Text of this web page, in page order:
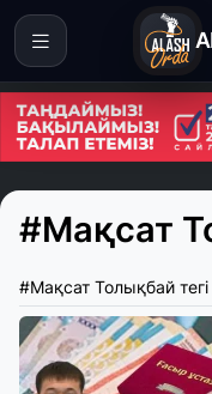
#Мақсат
#Мақсат Толықбай